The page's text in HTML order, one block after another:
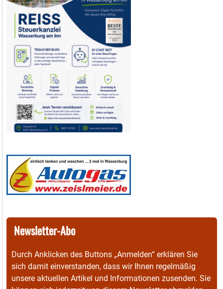
Newsletter-Abo
Durch Anklicken des Buttons „Anmelden“ erklären Sie
sich damit einverstanden, dass wir Ihnen regelmäßig
unsere aktuellen Artikel und Informationen zusenden. Sie